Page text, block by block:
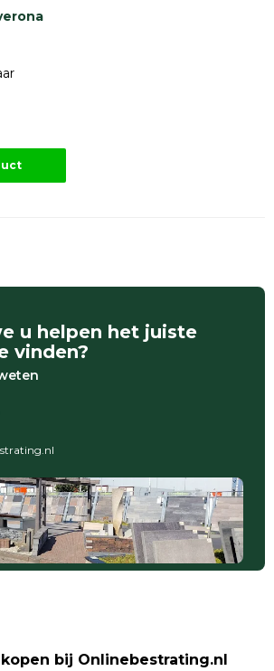
u helpen het juiste
vinden?
bij Onlinebestrating.nl